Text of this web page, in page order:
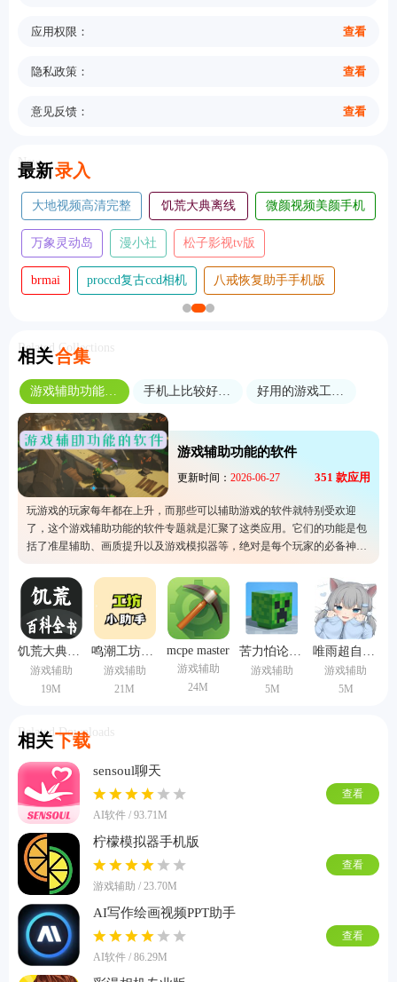
应用权限： 查看
隐私政策： 查看
意见反馈： 查看
最新录入
New
大地视频高清完整
版
饥荒大典离线
版
微颜视频美颜手机
万象灵动岛
漫小社 松子影视tv版
brmai proccd复古ccd相机 八戒恢复助手手机版
相关合集
Related Collections
游戏辅助功能的软件 手机上比较好的游戏模拟器软件 好用的游戏工具软件
游戏辅助功能的软件
更新时间： 2026-06-27 351 款应用
玩游戏的玩家每年都在上升，而那些可以辅助游戏的软件就特别受欢迎
了，这个游戏辅助功能的软件专题就是汇聚了这类应用。它们的功能是包
括了准星辅助、画质提升以及游戏模拟器等，绝对是每个玩家的必备神
器，让大家的游玩体验大幅度提高。所以经常玩游戏的人就一定要试看看
这里的软件，特别是吃鸡游戏的玩家可以考虑用来提升自己的游戏画面。
饥荒大典离线版
游戏辅助
19M
鸣潮工坊小助手
游戏辅助
21M
mcpe master
游戏辅助
24M
苦力怕论坛模组
游戏辅助
5M
唯雨超自然20.0静默版本
游戏辅助
5M
相关下载
Related Downloads
sensoul聊天
AI软件 / 93.71M
查看
柠檬模拟器手机版
游戏辅助 / 23.70M
查看
AI写作绘画视频PPT助手
AI软件 / 86.29M
查看